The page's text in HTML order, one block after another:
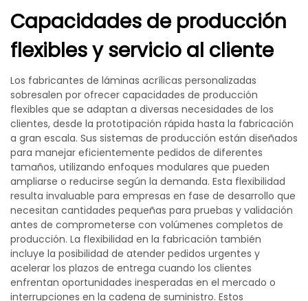
Capacidades de producción
flexibles y servicio al cliente
Los fabricantes de láminas acrílicas personalizadas
sobresalen por ofrecer capacidades de producción
flexibles que se adaptan a diversas necesidades de los
clientes, desde la prototipación rápida hasta la fabricación
a gran escala. Sus sistemas de producción están diseñados
para manejar eficientemente pedidos de diferentes
tamaños, utilizando enfoques modulares que pueden
ampliarse o reducirse según la demanda. Esta flexibilidad
resulta invaluable para empresas en fase de desarrollo que
necesitan cantidades pequeñas para pruebas y validación
antes de comprometerse con volúmenes completos de
producción. La flexibilidad en la fabricación también
incluye la posibilidad de atender pedidos urgentes y
acelerar los plazos de entrega cuando los clientes
enfrentan oportunidades inesperadas en el mercado o
interrupciones en la cadena de suministro. Estos